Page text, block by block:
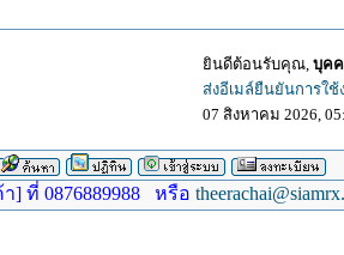
ยินดีต้อนรับคุณ, บุค
ส่งอีเมล์ยืนยันการใช้
07 สิงหาคม 2026,
] ที่ 0876889988 หรือ